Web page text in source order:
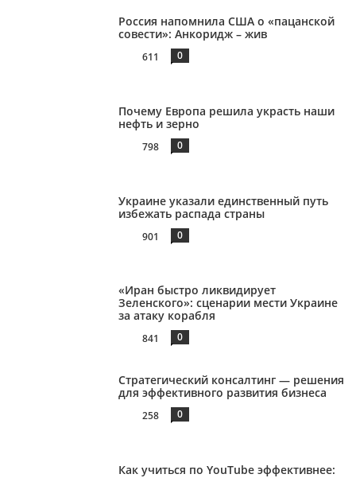
Россия напомнила США о «пацанской
совести»: Анкоридж – жив
611 0
Почему Европа решила украсть наши
нефть и зерно
798 0
Украине указали единственный путь
избежать распада страны
901 0
«Иран быстро ликвидирует
Зеленского»: сценарии мести Украине
за атаку корабля
841 0
Стратегический консалтинг — решения
для эффективного развития бизнеса
258 0
Как учиться по YouTube эффективнее: